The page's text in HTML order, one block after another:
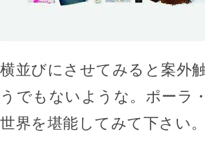
横並びにさせてみると案外
うでもないような。ポーラ
世界を堪能してみて下さい。